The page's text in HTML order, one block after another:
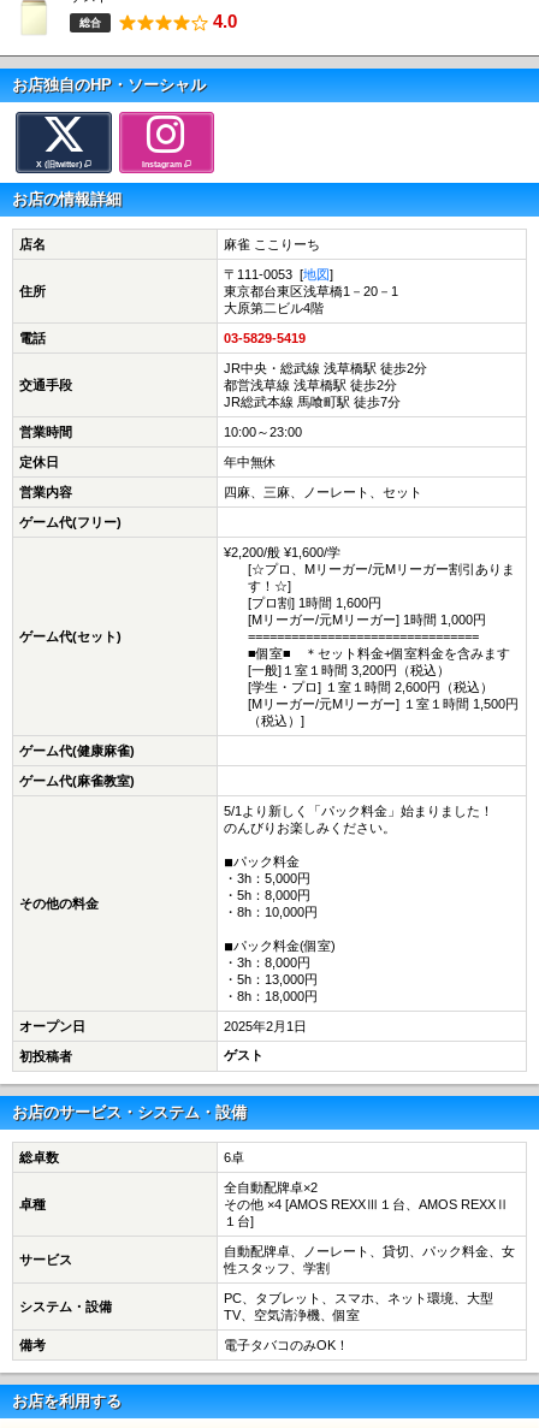
総合 4.0
お店独自のHP・ソーシャル
X (旧twitter) Instagram
お店の情報詳細
店名 麻雀 ここりーち
住所
〒111-0053 [地図]
東京都台東区浅草橋1－20－1
大原第二ビル4階
電話 03-5829-5419
交通手段
JR中央・総武線 浅草橋駅 徒歩2分
都営浅草線 浅草橋駅 徒歩2分
JR総武本線 馬喰町駅 徒歩7分
営業時間 10:00～23:00
定休日 年中無休
営業内容 四麻、三麻、ノーレート、セット
ゲーム代(フリー)
ゲーム代(セット)
¥2,200/般 ¥1,600/学
[☆プロ、Mリーガー/元Mリーガー割引ありま
す！☆]
[プロ割] 1時間 1,600円
[Mリーガー/元Mリーガー] 1時間 1,000円
================================
■個室■ ＊セット料金+個室料金を含みます
[一般]１室１時間 3,200円（税込）
[学生・プロ] １室１時間 2,600円（税込）
[Mリーガー/元Mリーガー] １室１時間 1,500円
（税込）]
ゲーム代(健康麻雀)
ゲーム代(麻雀教室)
その他の料金
5/1より新しく「パック料金」始まりました！
のんびりお楽しみください。
◾︎パック料金
・3h：5,000円
・5h：8,000円
・8h：10,000円
◾︎パック料金(個室)
・3h：8,000円
・5h：13,000円
・8h：18,000円
オープン日 2025年2月1日
初投稿者 ゲスト
お店のサービス・システム・設備
総卓数 6卓
卓種
全自動配牌卓×2
その他 ×4 [AMOS REXXⅢ１台、AMOS REXXⅡ
１台]
サービス
自動配牌卓、ノーレート、貸切、パック料金、女
性スタッフ、学割
システム・設備
PC、タブレット、スマホ、ネット環境、大型
TV、空気清浄機、個室
備考 電子タバコのみOK！
お店を利用する